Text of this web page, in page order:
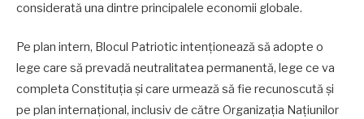
considerată una dintre principalele economii globale.
Pe plan intern, Blocul Patriotic intenţionează să adopte o
lege care să prevadă neutralitatea permanentă, lege ce va
completa Constituţia şi care urmează să fie recunoscută şi
pe plan internaţional, inclusiv de către Organizația Națiunilor